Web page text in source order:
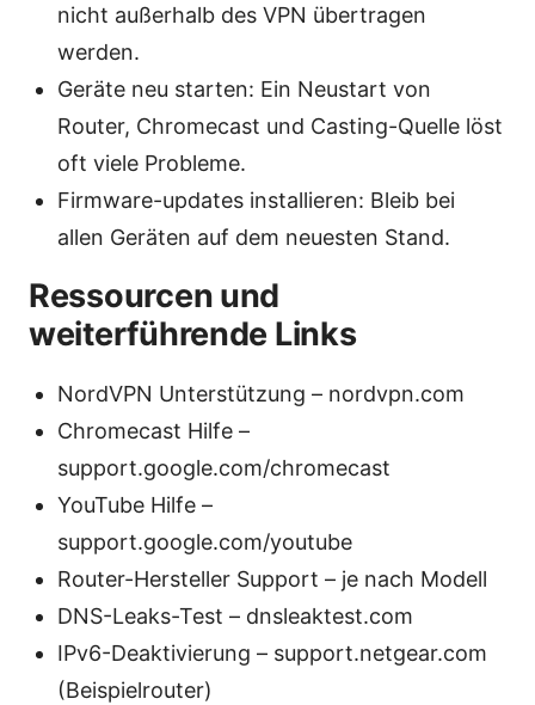
nicht außerhalb des VPN übertragen
werden.
Geräte neu starten: Ein Neustart von
Router, Chromecast und Casting-Quelle löst
oft viele Probleme.
Firmware-updates installieren: Bleib bei
allen Geräten auf dem neuesten Stand.
Ressourcen und
weiterführende Links
NordVPN Unterstützung – nordvpn.com
Chromecast Hilfe –
support.google.com/chromecast
YouTube Hilfe –
support.google.com/youtube
Router-Hersteller Support – je nach Modell
DNS-Leaks-Test – dnsleaktest.com
IPv6-Deaktivierung – support.netgear.com
(Beispielrouter)